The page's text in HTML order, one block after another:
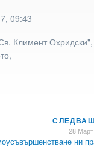
09:43
Климент Охридски",
28
ни